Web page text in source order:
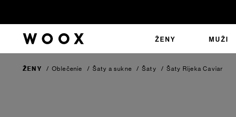
ŽENY MUŽI
ŽENY / Oblečenie / Šaty a sukne / Šaty / Šaty RijekaCaviar